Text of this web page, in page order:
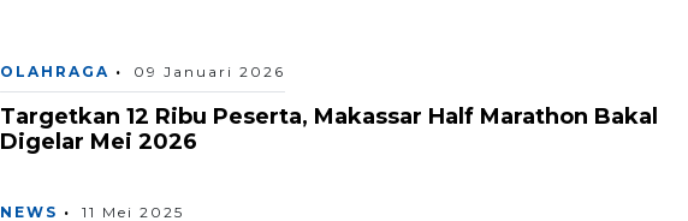
OLAHRAGA 09 Januari 2026
Targetkan 12 Ribu Peserta, Makassar Half Marathon Bakal
Digelar Mei 2026
NEWS 11 Mei 2025